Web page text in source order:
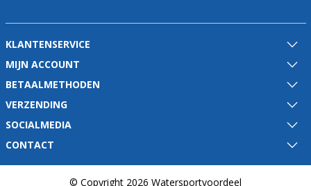
KLANTENSERVICE
MIJN ACCOUNT
BETAALMETHODEN
VERZENDING
SOCIALMEDIA
CONTACT
© Copyright 2026 Watersportvoordeel